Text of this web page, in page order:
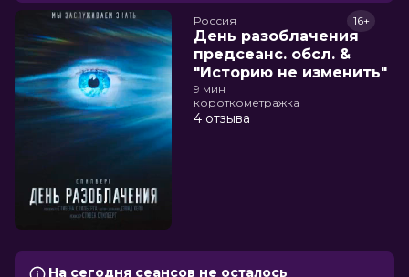
Россия
День разоблачения
предсеанс. обсл. &
"Историю не изменить"
16+
9 мин
короткометражка
4 отзыва
На сегодня сеансов не осталось